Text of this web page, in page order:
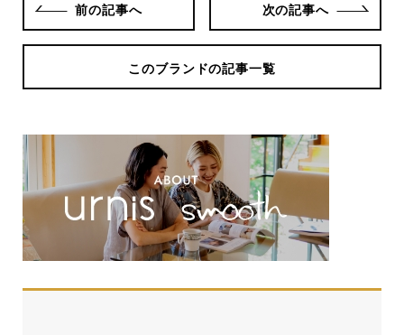
前の記事へ 次の記事へ
このブランドの記事一覧